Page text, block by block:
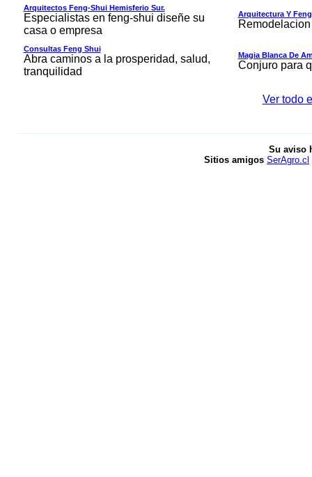
Arquitectos Feng-Shui Hemisferio Sur.
Especialistas en feng-shui diseñe su
casa o empresa
Arquitectura Y
Consultas Feng Shui
Abra caminos a la prosperidad, salud,
tranquilidad
Magia Blanca De
Conjuro para
Ver todo
Su aviso
Sitios amigos SerAgro.cl